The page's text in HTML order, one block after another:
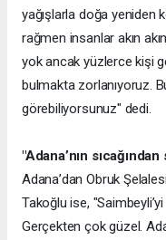
yağışlarla doğa yeniden
rağmen insanlar akın
yok ancak yüzlerce kişi
bulmakta zorlanıyoruz.
görebiliyorsunuz" dedi.
"Adana’nın
Adana’dan Obruk
Takoğlu ise,
Gerçekten çok güzel.